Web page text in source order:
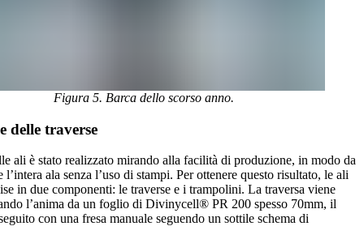
Figura 5. Barca dello scorso anno.
delle traverse
ali è stato realizzato mirando alla facilità di produzione, in modo da
l’intera ala senza l’uso di stampi. Per ottenere questo risultato, le ali
in due componenti: le traverse e i trampolini. La traversa viene
l’anima da un foglio di Divinycell® PR 200 spesso 70mm, il
con una fresa manuale seguendo un sottile schema di